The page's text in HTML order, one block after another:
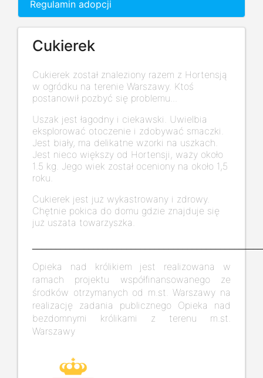
Regulamin adopcji
Cukierek
Cukierek został znaleziony razem z Hortensją
w ogródku na terenie Warszawy. Ktoś
postanowił pozbyć się problemu...
Uszak jest łagodny i ciekawski. Uwielbia
eksplorować otoczenie i zdobywać smaczki.
Jest biały, ma delikatne wzorki na uszkach.
Jest nieco większy od Hortensji, waży około
1.5 kg. Jego wiek został oceniony na około 1,5
roku.
Cukierek jest już wykastrowany i zdrowy.
Chętnie pokica do domu gdzie znajduje się
już uszata towarzyszka.
Opieka nad królikiem jest realizowana w
ramach projektu współfinansowanego ze
środków otrzymanych od m.st. Warszawy na
realizację zadania publicznego Opieka nad
bezdomnymi królikami z terenu m.st.
Warszawy